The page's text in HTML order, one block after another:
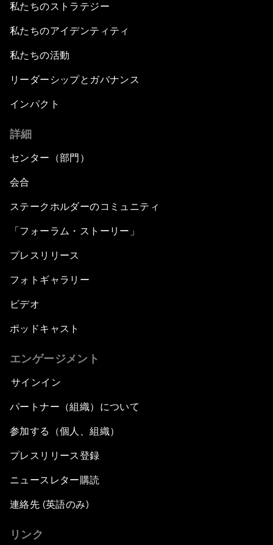
私たちのストラテジー
私たちのアイデンティティ
私たちの活動
リーダーシップとガバナンス
インパクト
詳細
センター（部門）
会合
ステークホルダーのコミュニティ
「フォーラム・ストーリー」
プレスリリース
フォトギャラリー
ビデオ
ポッドキャスト
エンゲージメント
サインイン
パートナー（組織）について
参加する（個人、組織）
プレスリリース登録
ニュースレター購読
連絡先 (英語のみ)
リンク